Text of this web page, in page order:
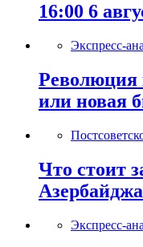
16:00 6
Экспресс-
Революция
или новая
Что стоит
Экспресс-